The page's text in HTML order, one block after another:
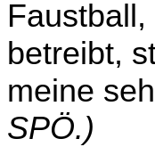
betreibt,
meine
SPÖ.)